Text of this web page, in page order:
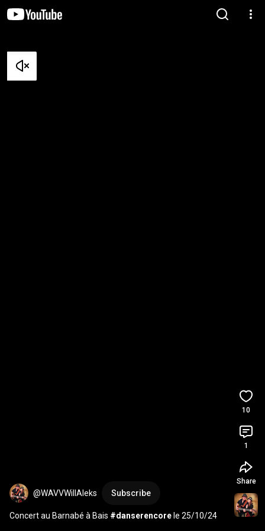
@WAVVWillAleks Subscribe
Concert au Barnabé à Bais #danserencore le 25/10/24
10
1
Share